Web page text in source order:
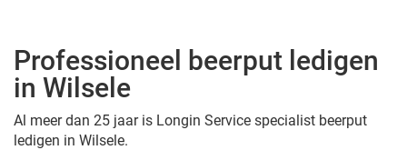
Professioneel beerput ledigen
in Wilsele
Al meer dan 25 jaar is Longin Service specialist beerput
ledigen in Wilsele.